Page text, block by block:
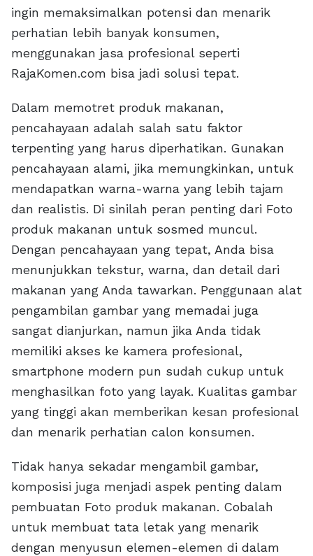
ingin memaksimalkan potensi dan menarik
perhatian lebih banyak konsumen,
menggunakan jasa profesional seperti
RajaKomen.com bisa jadi solusi tepat.
Dalam memotret produk makanan,
pencahayaan adalah salah satu faktor
terpenting yang harus diperhatikan. Gunakan
pencahayaan alami, jika memungkinkan, untuk
mendapatkan warna-warna yang lebih tajam
dan realistis. Di sinilah peran penting dari Foto
produk makanan untuk sosmed muncul.
Dengan pencahayaan yang tepat, Anda bisa
menunjukkan tekstur, warna, dan detail dari
makanan yang Anda tawarkan. Penggunaan alat
pengambilan gambar yang memadai juga
sangat dianjurkan, namun jika Anda tidak
memiliki akses ke kamera profesional,
smartphone modern pun sudah cukup untuk
menghasilkan foto yang layak. Kualitas gambar
yang tinggi akan memberikan kesan profesional
dan menarik perhatian calon konsumen.
Tidak hanya sekadar mengambil gambar,
komposisi juga menjadi aspek penting dalam
pembuatan Foto produk makanan. Cobalah
untuk membuat tata letak yang menarik
dengan menyusun elemen-elemen di dalam